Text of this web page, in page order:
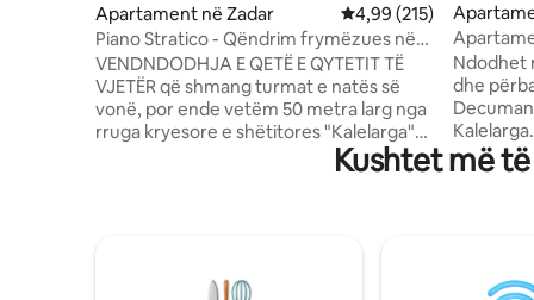
Apartament në Zadar Vlerësimi mesatar 4,99
4,99 (215)
Piano Stratico - Qëndrim frymëzues në
Qytetin e Vjetër
VENDNDODHJA E QETË E QYTETIT TË
VJETËR që shmang turmat e natës së
vonë, por ende vetëm 50 metra larg nga
rruga kryesore e shëtitores "Kalelarga"
dhe sheshi "5 Bunara" me restorant dhe
Fender, ukulele, djembe, ose pak
Ndodhet
dhe
Kushtet më